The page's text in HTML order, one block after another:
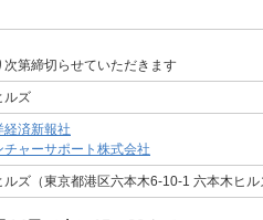
第締切らせていただきます
ルズ
経済新報社
チャーサポート株式会社
ルズ（東京都港区六本木6-10-1 六本木ヒ